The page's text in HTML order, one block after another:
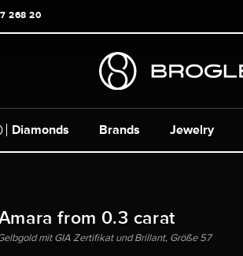
268 20
Diamonds Brands Jewelry
from 0.3 carat
mit GIA Zertifikat und Brillant, Größe 57